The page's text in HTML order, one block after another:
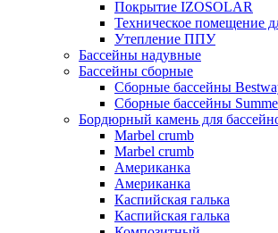
Покрытие IZOSOLAR
Техническое помещение
Утепление ППУ
Бассейны надувные
Бассейны сборные
Сборные бассейны
Сборные бассейны
Бордюрный камень для
Marbel crumb
Marbel crumb
Американка
Американка
Каспийская галька
Каспийская галька